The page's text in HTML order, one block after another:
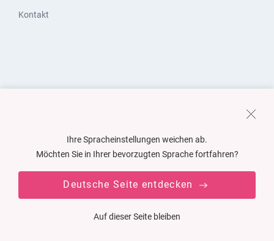
Kontakt
Ihre Spracheinstellungen weichen ab.
Möchten Sie in Ihrer bevorzugten Sprache fortfahren?
Deutsche Seite entdecken
Auf dieser Seite bleiben